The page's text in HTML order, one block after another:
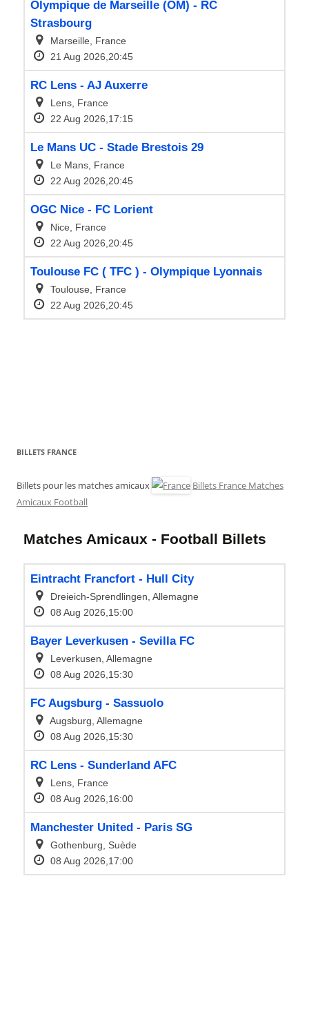
BILLETS FRANCE
Billets pour les matches amicaux
Billets France Matches
Amicaux Football